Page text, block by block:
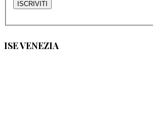
ISE VENEZIA